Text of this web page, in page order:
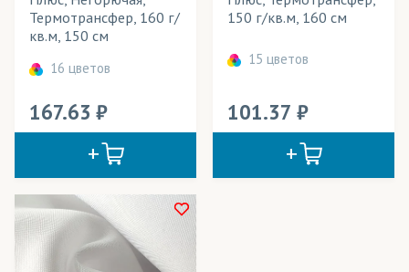
Креп-Сатин
Кристина(ткани)
Крисфри (ткани)
Кулирная гладь/Кулирка полиэфирная
Лайтбокс(ткани)
Лайтекс(ткани)
Лакросс(трикотаж)
Термотрансфер, 160 г/
кв.м, 150 см
16 цветов
167.63
150 г/кв.м, 160 см
15 цветов
101.37